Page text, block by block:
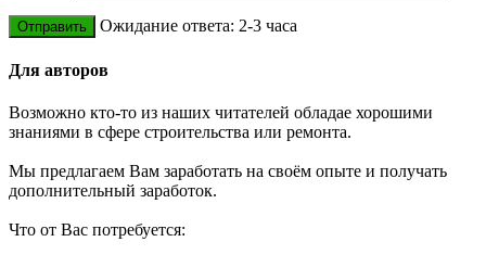
Ожидание ответа: 2-3 часа
Для авторов
Возможно кто-то из наших читателей обладае хорошими
знаниями в сфере строительства или ремонта.
Мы предлагаем Вам заработать на своём опыте и получать
дополнительный заработок.
Что от Вас потребуется: